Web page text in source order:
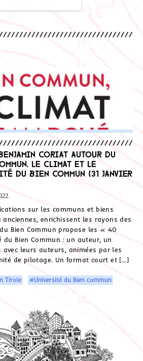
Coriat autour du
le climat et le
du Bien Commun (31 janvier
sur les communs et biens
anciennes, enrichissent les rayons des
Bien Commun propose les « 40
du Bien Commun : un auteur, un
leurs auteurs, animées par les
de pilotage. Un format court et […]
Tirole #Université du Bien commun